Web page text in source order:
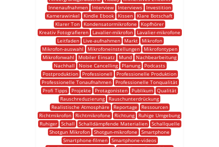
Innenaufnahmen
Interview Interviews
Investition
Kamerawinkel
Kindle Ebook Kissen
Klare Botschaft
Klarer Ton
Kondensatormikrofone
Kopfhörer
Kreativ Fotografieren
Lavalier-mikrofon
Lavalier-mikrofone
Leitfaden
Live-aufnahmen Markt
Mikrofon
Mikrofon-auswahl
Mikrofoneinstellungen
Mikrofontypen
Mikrofonwahl
Mobiler Einsatz Mund
Nachbearbeitung
Nachhall
Noise Cancelling Planung
Podcasts
Postproduktion
Professionell
Professionelle Produktion
Professionelle Tonaufnahmen
Professionelle Tonqualität
Profi Tipps
Projekte Protagonisten Publikum Qualität
Rauschreduzierung
Rauschunterdrückung
Realistische Atmosphäre
Reportage
Ressourcen
Richtmikrofon
Richtmikrofone Richtung
Ruhige Umgebung
Ruhiger
Schall Schalldämpfende Materialien
Schallquelle
Shotgun Mikrofon Shotgun-mikrofone
Smartphone
Smartphone-filmen
Smartphone-videos